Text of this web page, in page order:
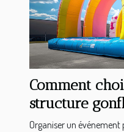
Comment
structure
événement
Organiser un